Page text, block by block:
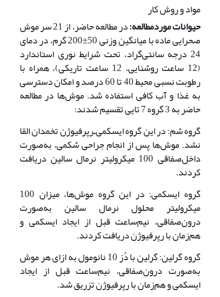
مواد و روش کار
حیوانات موردمطالعه: در مطالعه حاضر، از 21 سر موش
صحرایی ماده با میانگین وزنی 50±200 گرم، در دمای
24 درجه سانتی‌گراد، تحت شرایط نوری استاندارد
(12 ساعت روشنایی، 12 ساعت تاریکی)، همراه با
رطوبت نسبی محیط 40 تا 60 درصد و امکان دسترسی
به غذا و آب کافی استفاده شد. موش‌ها در مطالعه
حاضر به 3 گروه 7 تایی تقسیم شدند:
گروه شم: در این گروه ایسکمی‌ـ‌رپرفیوژن تخمدان القا
نشد. موش‌ها پس از انجام جراحی شکمی، به‌صورت
داخل‌صفاقی 100 میکرولیتر نرمال سالین دریافت
کردند.
گروه ایسکمی: در این گروه موش‌ها، میزان 100
میکرولیتر محلول نرمال سالین به‌صورت
درون‌صفاقی، نیم‌ساعت قبل از ایجاد ایسکمی و
هم‌زمان با رپرفیوژن دریافت کردند.
گروه گرلین: گرلین با دُز 10 نانومول به ازای هر موش
به‌صورت درون‌صفاقی‌، نیم‌ساعت قبل از ایجاد
ایسکمی و هم‌زمان با رپرفیوژن تزریق شد.